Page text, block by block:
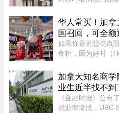
$60至$100之间。
实已经实行十年以
华人常买！加
国召回，可全额
如果你最近想吃点
食柜，因为好时（
Shutterstock.com8
Canada）发布公
加拿大知名商
业生近半找不
《金融时报》公布
就业率堪忧，UBC